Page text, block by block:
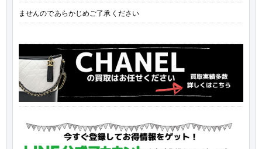
ませんのであらかじめご了承ください